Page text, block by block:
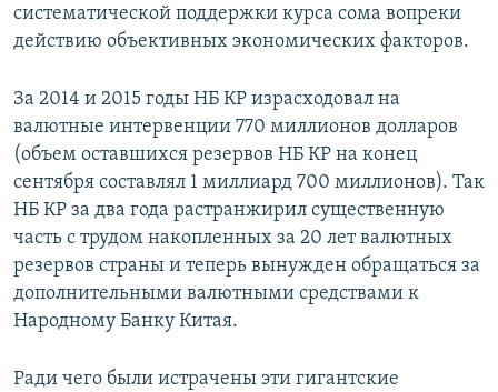
систематической поддержки курса сома вопреки
действию объективных экономических факторов.
За 2014 и 2015 годы НБ КР израсходовал на
валютные интервенции 770 миллионов долларов
(объем оставшихся резервов НБ КР на конец
сентября составлял 1 миллиард 700 миллионов). Так
НБ КР за два года растранжирил существенную
часть с трудом накопленных за 20 лет валютных
резервов страны и теперь вынужден обращаться за
дополнительными валютными средствами к
Народному Банку Китая.
Ради чего были истрачены эти гигантские